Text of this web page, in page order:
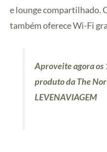
e lounge compartilhado.
também oferece Wi-Fi
Aproveite agora os
produto da The
LEVENAVIAGEM